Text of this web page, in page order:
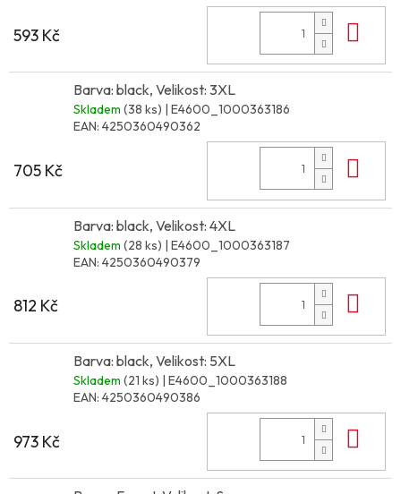
593 Kč
Barva: black, Velikost: 3XL
Skladem (38 ks) | E4600_1000363186
EAN: 4250360490362
705 Kč
Barva: black, Velikost: 4XL
Skladem (28 ks) | E4600_1000363187
EAN: 4250360490379
812 Kč
Barva: black, Velikost: 5XL
Skladem (21 ks) | E4600_1000363188
EAN: 4250360490386
973 Kč